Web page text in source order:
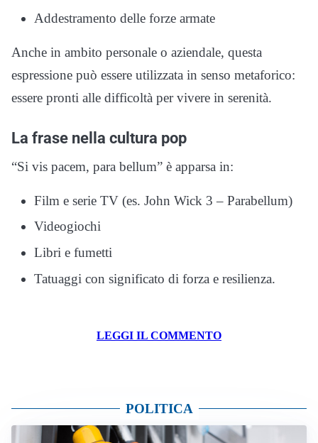
Addestramento delle forze armate
Anche in ambito personale o aziendale, questa
espressione può essere utilizzata in senso metaforico:
essere pronti alle difficoltà per vivere in serenità.
La frase nella cultura pop
“Si vis pacem, para bellum” è apparsa in:
Film e serie TV (es. John Wick 3 – Parabellum)
Videogiochi
Libri e fumetti
Tatuaggi con significato di forza e resilienza.
LEGGI IL COMMENTO
POLITICA